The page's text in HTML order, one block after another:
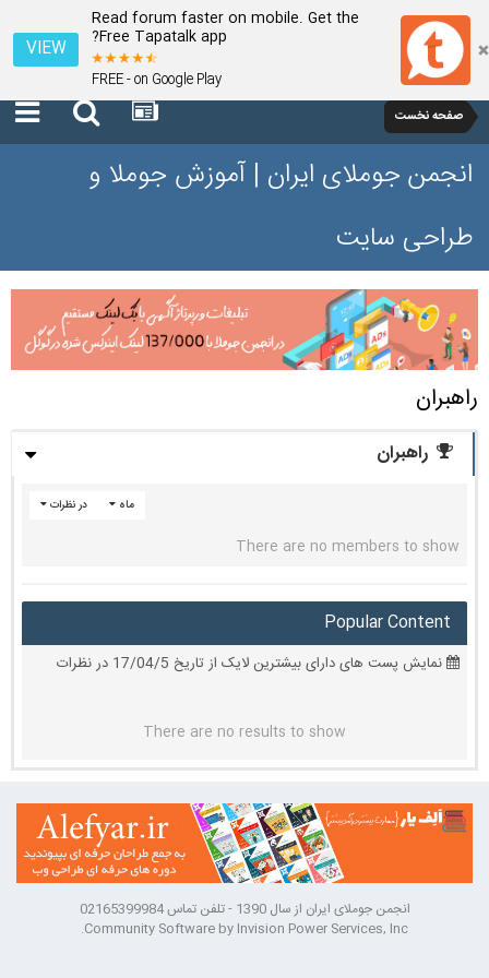
Read forum faster on mobile. Get the
Free Tapatalk app?
FREE - on Google Play
VIEW
صفحه نخست
انجمن جوملای ایران | آموزش جوملا و
طراحی سایت
راهبران
راهبران
در نظرات ماه
There are no members to show
Popular Content
نمایش پست های دارای بیشترین لایک از تاریخ 17/04/5 در نظرات
There are no results to show
انجمن جوملای ایران از سال 1390 - تلفن تماس 02165399984
Community Software by Invision Power Services, Inc.